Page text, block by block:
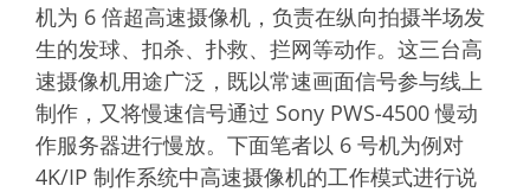
机为 6 倍超高速摄像机，负责在纵向拍摄半场发
生的发球、扣杀、扑救、拦网等动作。这三台高
速摄像机用途广泛，既以常速画面信号参与线上
制作，又将慢速信号通过 Sony PWS-4500 慢动
作服务器进行慢放。下面笔者以 6 号机为例对
4K/IP 制作系统中高速摄像机的工作模式进行说